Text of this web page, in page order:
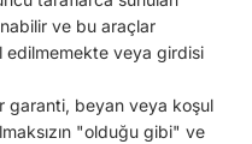
ve bu araçlar
edilmemekte veya girdisi
garanti, beyan veya koşul
"olduğu gibi" ve